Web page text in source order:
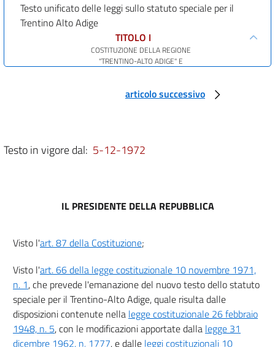
Testo unificato delle leggi sullo statuto speciale per il
Trentino Alto Adige
TITOLO I
COSTITUZIONE DELLA REGIONE
"TRENTINO-ALTO ADIGE" E
art. 2
Funzioni della regione
art. 7
Capo III
Funzioni delle province
art. 8
art. 9
articolo successivo
Testo in vigore dal: 5-12-1972
IL PRESIDENTE DELLA REPUBBLICA
Visto l'art. 87 della Costituzione;
Visto l'art. 66 della legge costituzionale 10 novembre 1971,
n. 1, che prevede l'emanazione del nuovo testo dello statuto
speciale per il Trentino-Alto Adige, quale risulta dalle
disposizioni contenute nella legge costituzionale 26 febbraio
1948, n. 5, con le modificazioni apportate dalla legge 31
dicembre 1962, n. 1777, e dalle leggi costituzionali 10